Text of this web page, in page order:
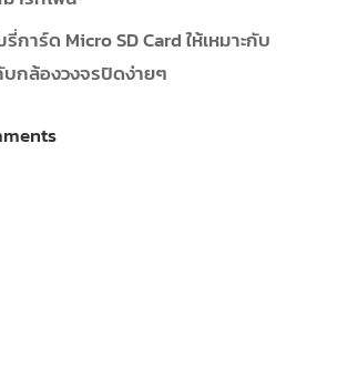
รี่การ์ด Micro SD Card ให้เหมาะกับ
บกล้องวงจรปิดง่ายๆ